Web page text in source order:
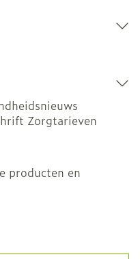
Zorgtarieven
producten en